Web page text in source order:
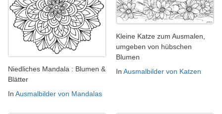
Niedliches Mandala : Blumen &
Blätter
In Ausmalbilder von Mandalas
Kleine Katze zum Ausmalen,
umgeben von hübschen
Blumen
In Ausmalbilder von Katzen